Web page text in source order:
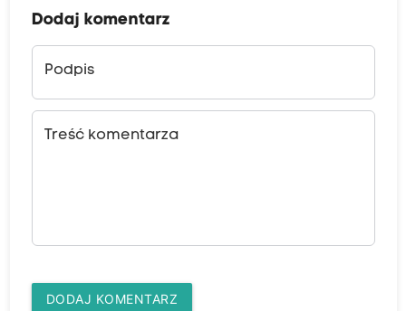
Dodaj komentarz
Podpis
Treść komentarza
DODAJ KOMENTARZ